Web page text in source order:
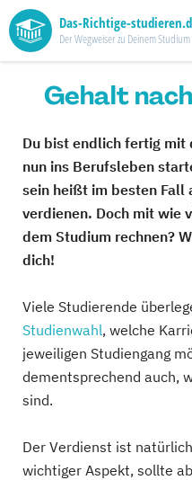
Das-Richtige-
Der Wegweiser zu Deinem Studium
Gehalt
Du bist endlich fertig mit
nun ins Berufsleben
sein heißt im besten Fall
verdienen. Doch mit wie
dem Studium rechnen?
dich!
Viele Studierende
Studienwahl, welche
jeweiligen Studiengang
dementsprechend auch,
sind.
Der Verdienst ist
wichtiger Aspekt, sollte